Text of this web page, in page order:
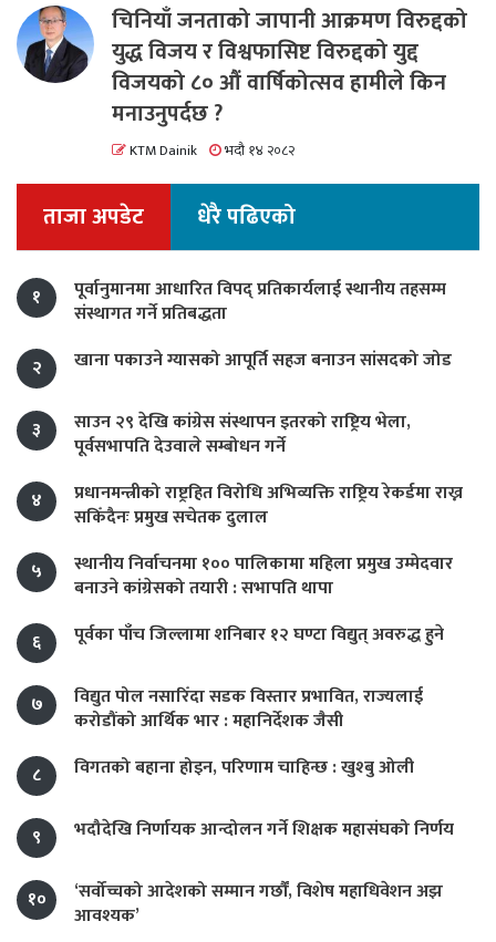
चिनियाँ जनताको जापानी आक्रमण विरुद्दको
युद्ध विजय र विश्वफासिष्ट विरुद्दको युद्द
विजयको ८० औं वार्षिकोत्सव हामीले किन
मनाउनुपर्दछ ?
KTM Dainik भदौ १४ २०८२
ताजा अपडेट धेरै पढिएको
१
पूर्वानुमानमा आधारित विपद् प्रतिकार्यलाई स्थानीय तहसम्म
संस्थागत गर्ने प्रतिबद्धता
२
खाना पकाउने ग्यासको आपूर्ति सहज बनाउन सांसदको जोड
३
साउन २९ देखि कांग्रेस संस्थापन इतरको राष्ट्रिय भेला,
पूर्वसभापति देउवाले सम्बोधन गर्ने
४
प्रधानमन्त्रीको राष्ट्रहित विरोधि अभिव्यक्ति राष्ट्रिय रेकर्डमा राख्न
सकिँदैनः प्रमुख सचेतक दुलाल
५
स्थानीय निर्वाचनमा १०० पालिकामा महिला प्रमुख उम्मेदवार
बनाउने कांग्रेसको तयारी : सभापति थापा
६
पूर्वका पाँच जिल्लामा शनिबार १२ घण्टा विद्युत् अवरुद्ध हुने
७
विद्युत पोल नसारिँदा सडक विस्तार प्रभावित, राज्यलाई
करोडौंको आर्थिक भार : महानिर्देशक जैसी
८
विगतको बहाना होइन, परिणाम चाहिन्छ : खुश्बु ओली
९ भदौदेखि निर्णायक आन्दोलन गर्ने शिक्षक महासंघको निर्णय
१०
‘सर्वोच्चको आदेशको सम्मान गर्छौं, विशेष महाधिवेशन अझ
आवश्यक’